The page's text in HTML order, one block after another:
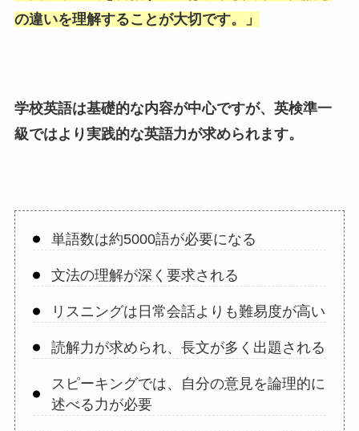
の違いを理解することが大切です。
」
学校英語は基礎的な内容が中心ですが、英検準一
級ではより実践的な英語力が求められます。
単語数は約5000語が必要になる
文法の理解が深く要求される
リスニングは日常会話よりも難易度が高い
読解力が求められ、長文が多く出題される
スピーキングでは、自分の意見を論理的に
述べる力が必要